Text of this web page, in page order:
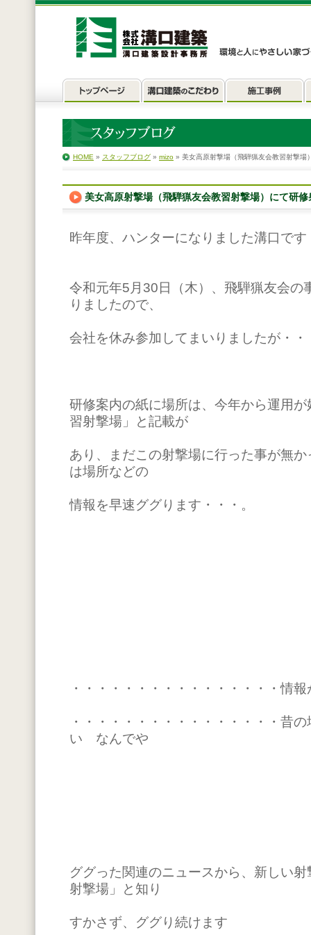
HOME » スタッフブログ » mizo » 美女高原射撃場（飛騨猟友会教習射撃場
美女高原射撃場（飛騨猟友会教習射撃場）にて研修
昨年度、ハンターになりました溝口です
令和元年5月30日（木）、飛騨猟友会の
りましたので、
会社を休み参加してまいりましたが・
研修案内の紙に場所は、今年から運用
習射撃場」と記載が
あり、まだこの射撃場に行った事が無
は場所などの
情報を早速ググります・・・。
・・・・・・・・・・・・・・・・情
・・・・・・・・・・・・・・・・昔
い なんでや
ググった関連のニュースから、新しい
射撃場」と知り
すかさず、ググり続けます